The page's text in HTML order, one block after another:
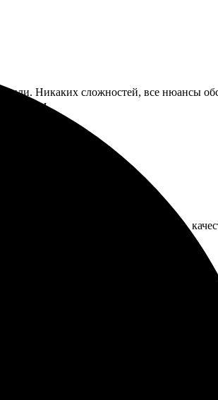
Никаких сложностей, все нюансы
выбором.
Получила картину быстро,
отличное, картинка яркая. Рекомендую